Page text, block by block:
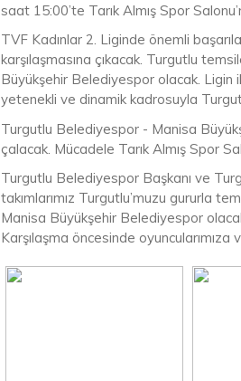
saat 15:00’te Tarık Almış Spor
TVF Kadınlar 2. Liginde önemli
karşılaşmasına çıkacak. Turgutlu
Büyükşehir Belediyespor olacak. Ligin
yetenekli ve dinamik kadrosuyla
Turgutlu Belediyespor - Manisa
çalacak. Mücadele Tarık Almış Spor
Turgutlu Belediyespor Başkanı ve
takımlarımız Turgutlu’muzu gururla
Manisa Büyükşehir Belediyespor
Karşılaşma öncesinde